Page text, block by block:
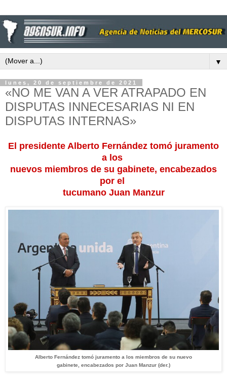
▼
lunes, 20 de septiembre de 2021
«NO ME VAN A VER ATRAPADO EN
DISPUTAS INNECESARIAS NI EN
DISPUTAS INTERNAS»
El presidente Alberto Fernández tomó juramento
a los
nuevos miembros de su gabinete, encabezados
por el
tucumano Juan Manzur
Alberto Fernández tomó juramento a los miembros de su nuevo
gabinete, encabezados por Juan Manzur (der.)